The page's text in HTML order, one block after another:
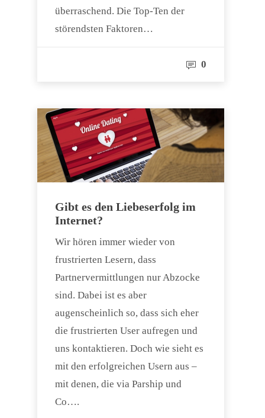
überraschend. Die Top-Ten der
störendsten Faktoren…
0
Gibt es den Liebeserfolg im
Internet?
Wir hören immer wieder von
frustrierten Lesern, dass
Partnervermittlungen nur Abzocke
sind. Dabei ist es aber
augenscheinlich so, dass sich eher
die frustrierten User aufregen und
uns kontaktieren. Doch wie sieht es
mit den erfolgreichen Usern aus –
mit denen, die via Parship und
Co….